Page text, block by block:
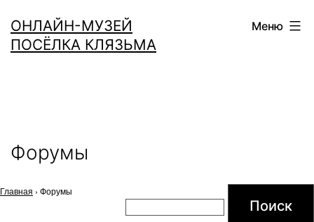
содержимому
ОНЛАЙН-МУЗЕЙ
ПОСЁЛКА КЛЯЗЬМА
Меню
Форумы
Главная › Форумы